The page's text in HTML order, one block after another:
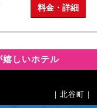
料金・詳細
嬉しいホテル
｜北谷町｜